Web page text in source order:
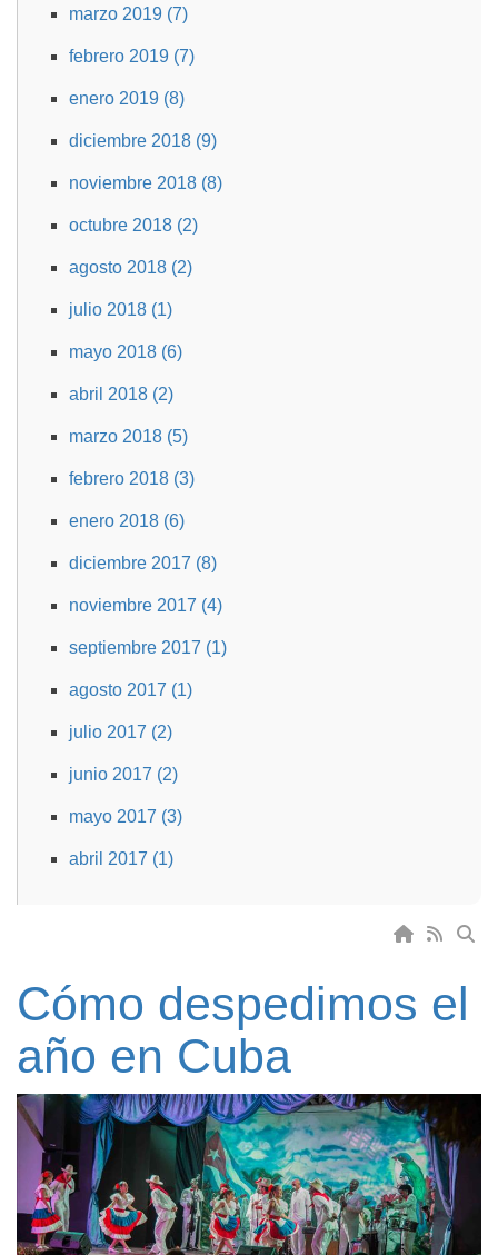
marzo 2019 (7)
febrero 2019 (7)
enero 2019 (8)
diciembre 2018 (9)
noviembre 2018 (8)
octubre 2018 (2)
agosto 2018 (2)
julio 2018 (1)
mayo 2018 (6)
abril 2018 (2)
marzo 2018 (5)
febrero 2018 (3)
enero 2018 (6)
diciembre 2017 (8)
noviembre 2017 (4)
septiembre 2017 (1)
agosto 2017 (1)
julio 2017 (2)
junio 2017 (2)
mayo 2017 (3)
abril 2017 (1)
Cómo despedimos el
año en Cuba